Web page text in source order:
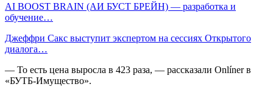
AI BOOST BRAIN (АИ БУСТ БРЕЙН) — разработка и
обучение…
Джеффри Сакс выступит экспертом на сессиях Открытого
диалога…
— То есть цена выросла в 423 раза, — рассказали Onlíner в
«БУТБ-Имущество».